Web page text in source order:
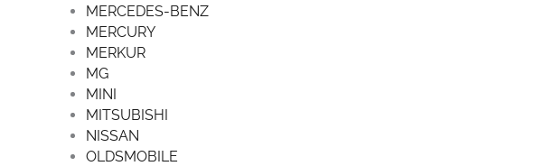
MERCEDES-BENZ
MERCURY
MERKUR
MG
MINI
MITSUBISHI
NISSAN
OLDSMOBILE